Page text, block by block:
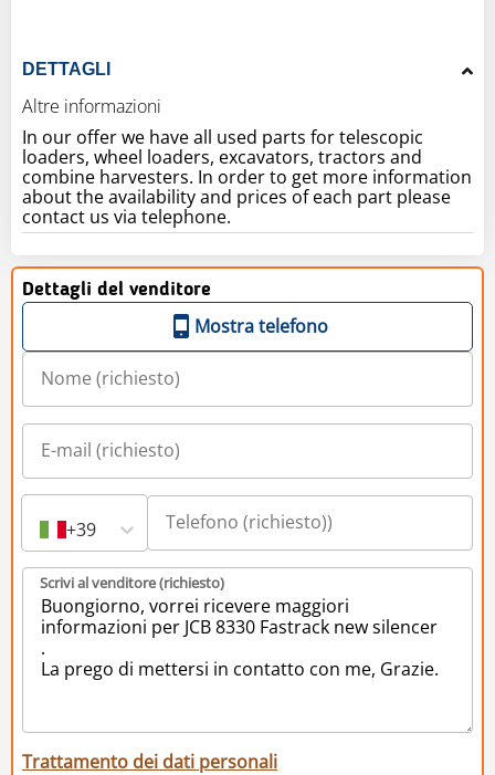
DETTAGLI
Altre informazioni
In our offer we have all used parts for telescopic
loaders, wheel loaders, excavators, tractors and
combine harvesters. In order to get more information
about the availability and prices of each part please
contact us via telephone.
Dettagli del venditore
Mostra telefono
+39
Scrivi al venditore (richiesto)
Trattamento dei dati personali